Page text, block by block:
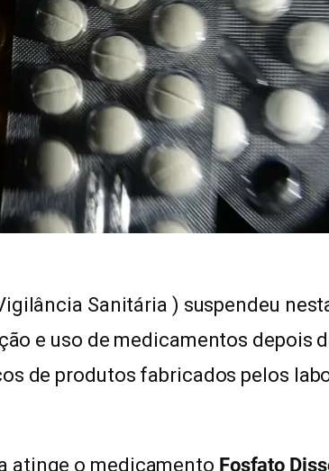
Sanitária ) suspendeu
e uso de medicamentos depois
de produtos fabricados pelos
atinge o medicamento Fosfato